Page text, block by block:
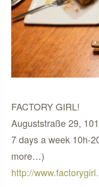
FACTORY GIRL!
Auguststraße 29,
7 days a week 10h-
more…)
http://